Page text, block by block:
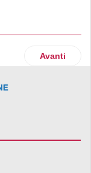
FerreroArticolo
Avanti